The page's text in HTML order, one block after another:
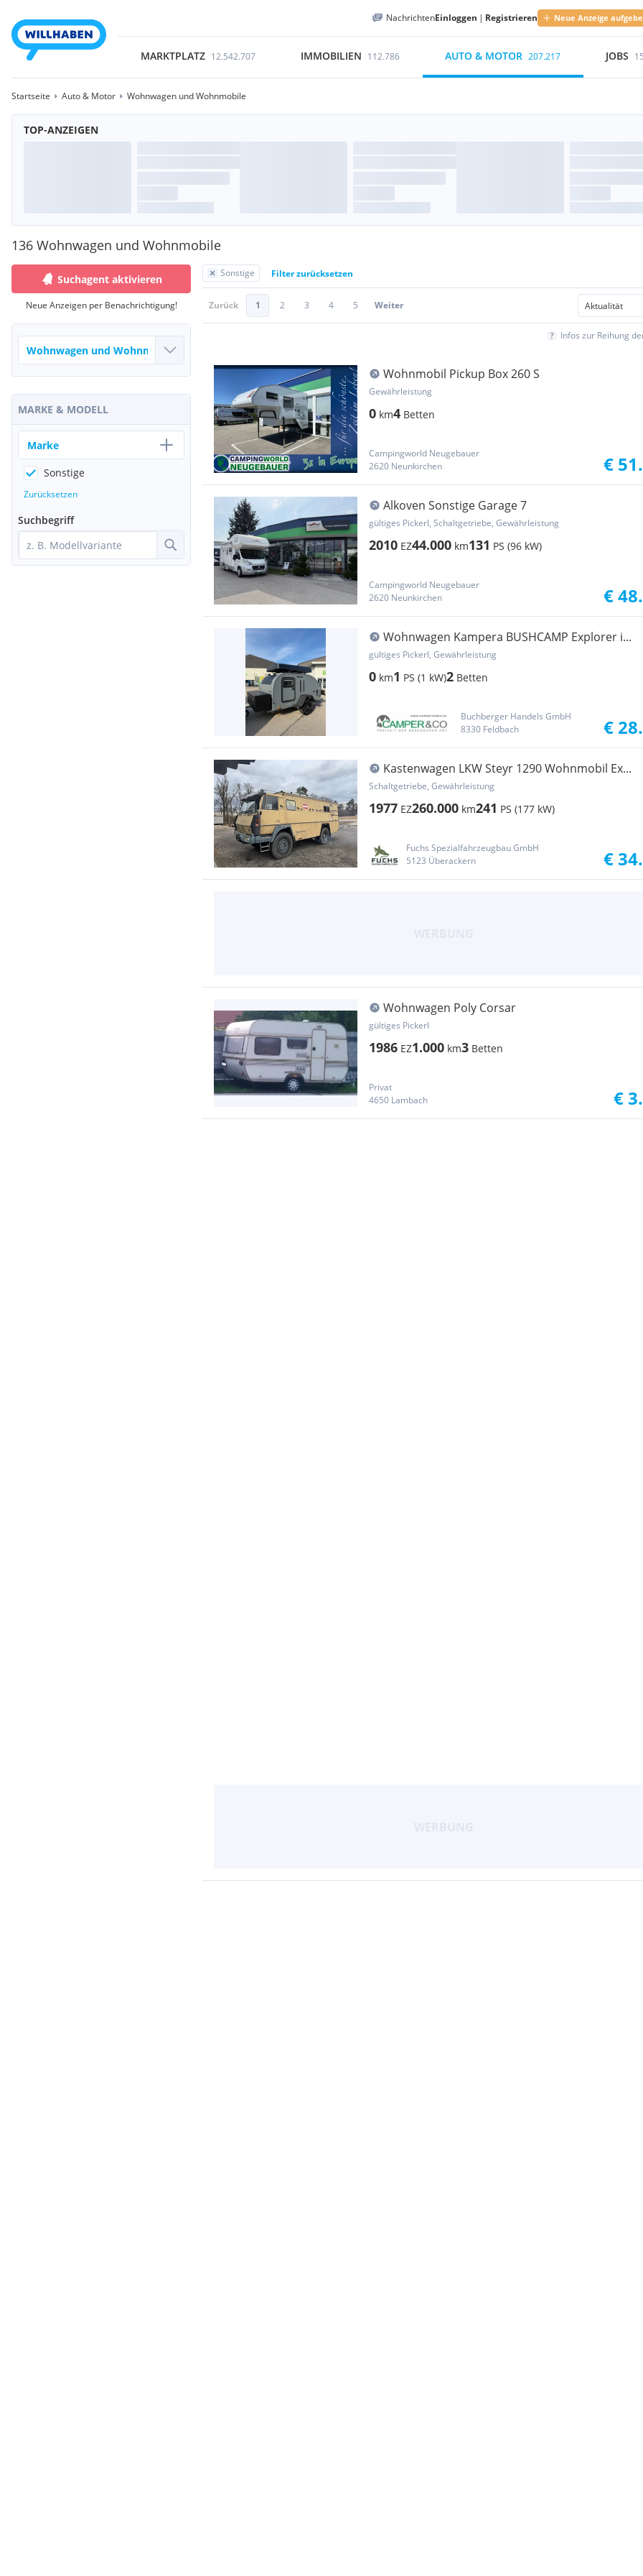
NachrichtenEinloggen | Registrieren Neue Anzeige
MARKTPLATZ 12.542.707 IMMOBILIEN 112.786 AUTO & MOTOR 207.217 JOBS
Startseite Auto & Motor Wohnwagen und Wohnmobile
TOP-ANZEIGEN
136 Wohnwagen und Wohnmobile
Sonstige Filter zurücksetzen
Zurück 1 2 3 4 5 Weiter
Infos zur Reihung
Wohnmobil Pickup Box 260 S
Gewährleistung
0 km4 Betten
Campingworld Neugebauer
2620 Neunkirchen
€
Alkoven Sonstige Garage 7
gültiges Pickerl, Schaltgetriebe, Gewährleistung
2010 EZ44.000 km131 PS (96 kW)
Campingworld Neugebauer
2620 Neunkirchen
€
Wohnwagen Kampera BUSHCAMP Explorer i...
gültiges Pickerl, Gewährleistung
0 km1 PS (1 kW)2 Betten
Buchberger Handels GmbH
8330 Feldbach
€
Kastenwagen LKW Steyr 1290 Wohnmobil Ex...
Schaltgetriebe, Gewährleistung
1977 EZ260.000 km241 PS (177 kW)
Fuchs Spezialfahrzeugbau GmbH
5123 Überackern
€
Wohnwagen Poly Corsar
gültiges Pickerl
1986 EZ1.000 km3 Betten
Privat
4650 Lambach
€
Suchagent aktivieren
Neue Anzeigen per Benachrichtigung!
MARKE & MODELL
Marke
Sonstige
Zurücksetzen
Suchbegriff